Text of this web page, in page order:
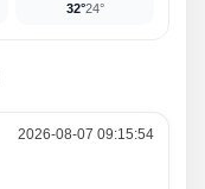
32°24°
2026-08-07 09:15:54